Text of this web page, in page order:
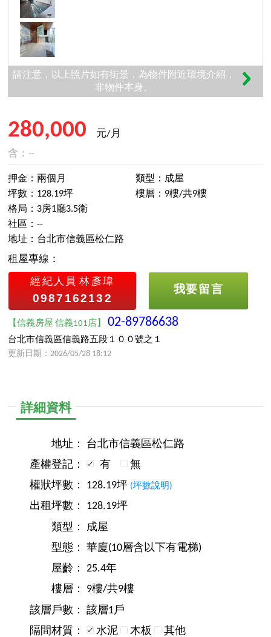
請注意，以上照片如有街景，為物件附近環境介紹，
非物件本身。
280,000
元/月
含：--
押金：兩個月
坪數：128.19坪
類型：成屋
樓層：9樓/共9樓
格局：3房1廳3.5衛
社區：--
地址：台北市信義區松仁路
租屋專線：
經紀人員 林彥瑋
0987162132
我要留言
【信義房屋 信義101店】02-89786638
台北市信義區信義路五段１００號之１
更新日期：2026/05/28 18:12
詳細資料
地址：
台北市信義區松仁路
產權登記：
有
無
權狀坪數：
128.19坪 (坪數說明)
出租坪數：
128.19坪
類型：
成屋
型態：
華廈(10層含以下有電梯)
屋齡：
25.4年
樓層：
9樓/共9樓
該層戶數：
該層1戶
隔間材質：
水泥 木板 其他